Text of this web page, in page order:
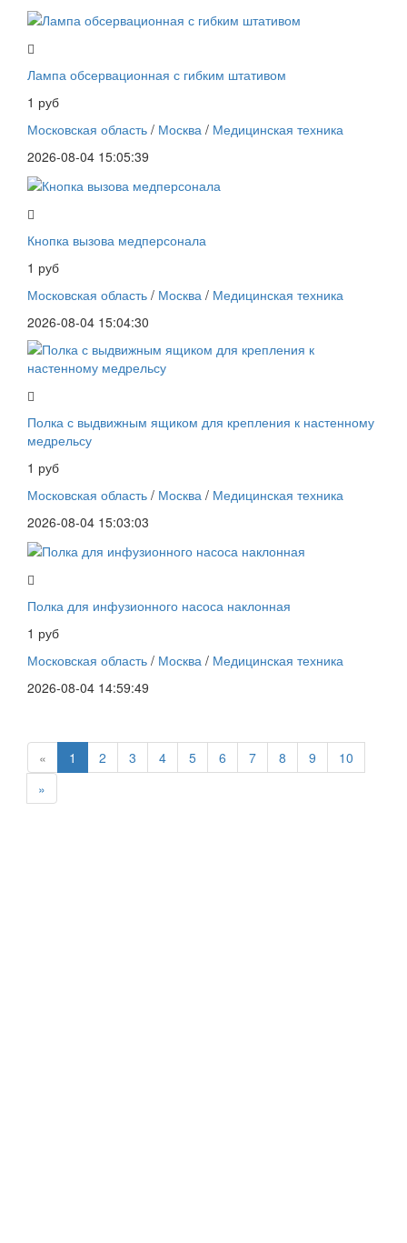
Лампа обсервационная с гибким штативом
1 руб
Московская область / Москва / Медицинская техника
2026-08-04 15:05:39
Кнопка вызова медперсонала
1 руб
Московская область / Москва / Медицинская техника
2026-08-04 15:04:30
Полка с выдвижным ящиком для крепления к настенному
медрельсу
1 руб
Московская область / Москва / Медицинская техника
2026-08-04 15:03:03
Полка для инфузионного насоса наклонная
1 руб
Московская область / Москва / Медицинская техника
2026-08-04 14:59:49
« 1 2 3 4 5 6 7 8 9
10
»